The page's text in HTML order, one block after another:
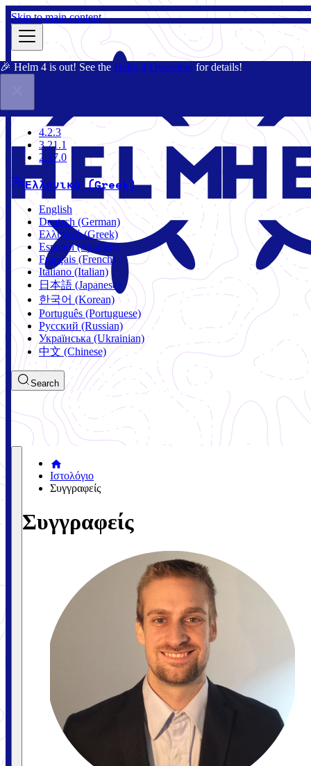
Skip to main content
🎉 Helm 4 is out! See the Helm 4 Overview for details!
4.2.3
4.2.3
3.21.1
2.17.0
Ελληνικά (Greek)
English
Deutsch (German)
Ελληνικά (Greek)
Español (Spanish)
Français (French)
Italiano (Italian)
日本語 (Japanese)
한국어 (Korean)
Português (Portuguese)
Русский (Russian)
Українська (Ukrainian)
中文 (Chinese)
Search
Ιστολόγιο
Συγγραφείς
Συγγραφείς